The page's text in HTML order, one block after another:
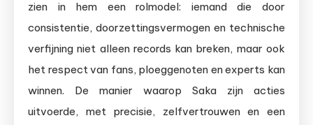
zien in hem een rolmodel: iemand die door
consistentie, doorzettingsvermogen en technische
verfijning niet alleen records kan breken, maar ook
het respect van fans, ploeggenoten en experts kan
winnen. De manier waarop Saka zijn acties
uitvoerde, met precisie, zelfvertrouwen en een